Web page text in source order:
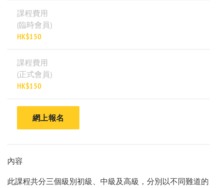
課程費用
(臨時會員)
HK$150
課程費用
(正式會員)
HK$150
網上報名
內容
此課程共分三個級別初級、中級及高級，分別以不同難道的